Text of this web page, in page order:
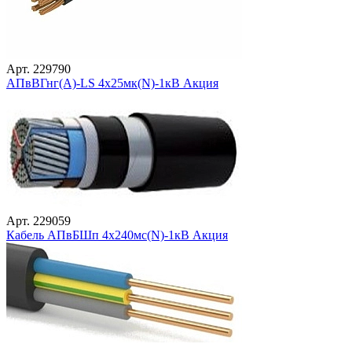
Арт. 229790
АПвВГнг(А)-LS 4х25мк(N)-1кВ Акция
Арт. 229059
Кабель АПвБШп 4х240мс(N)-1кВ Акция